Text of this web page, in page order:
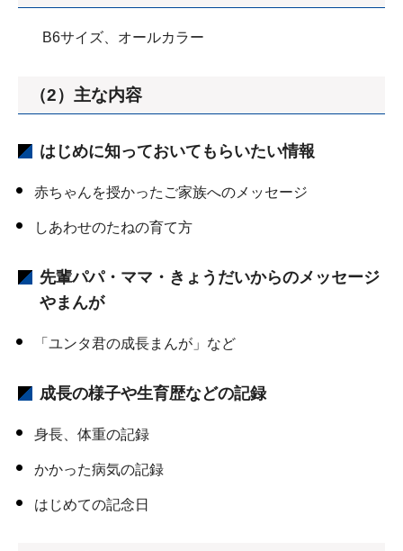
B6サイズ、オールカラー
（2）主な内容
はじめに知っておいてもらいたい情報
赤ちゃんを授かったご家族へのメッセージ
しあわせのたねの育て方
先輩パパ・ママ・きょうだいからのメッセージ
やまんが
「ユンタ君の成長まんが」など
成長の様子や生育歴などの記録
身長、体重の記録
かかった病気の記録
はじめての記念日